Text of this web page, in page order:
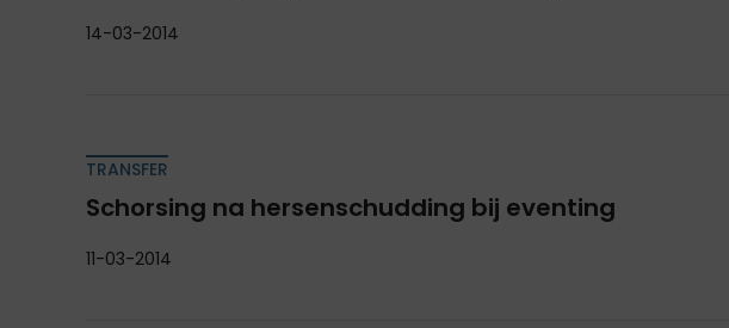
14-03-2014
TRANSFER
Schorsing na hersenschudding bij eventing
11-03-2014